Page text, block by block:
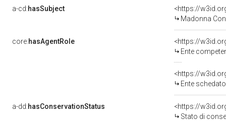
a-cd:hasSubject
<https://
Madonna
core:hasAgentRole
<https://
Ente
<https://
Ente schedatore del
a-dd:hasConservationStatus
<https://
Stato di